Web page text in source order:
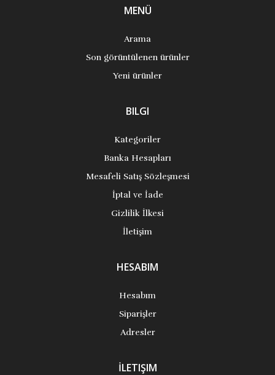
MENÜ
Arama
Son görüntülenen ürünler
Yeni ürünler
BILGI
Kategoriler
Banka Hesapları
Mesafeli Satış Sözleşmesi
İptal ve İade
Gizlilik İlkesi
İletişim
HESABIM
Hesabım
Siparişler
Adresler
İLETIŞIM